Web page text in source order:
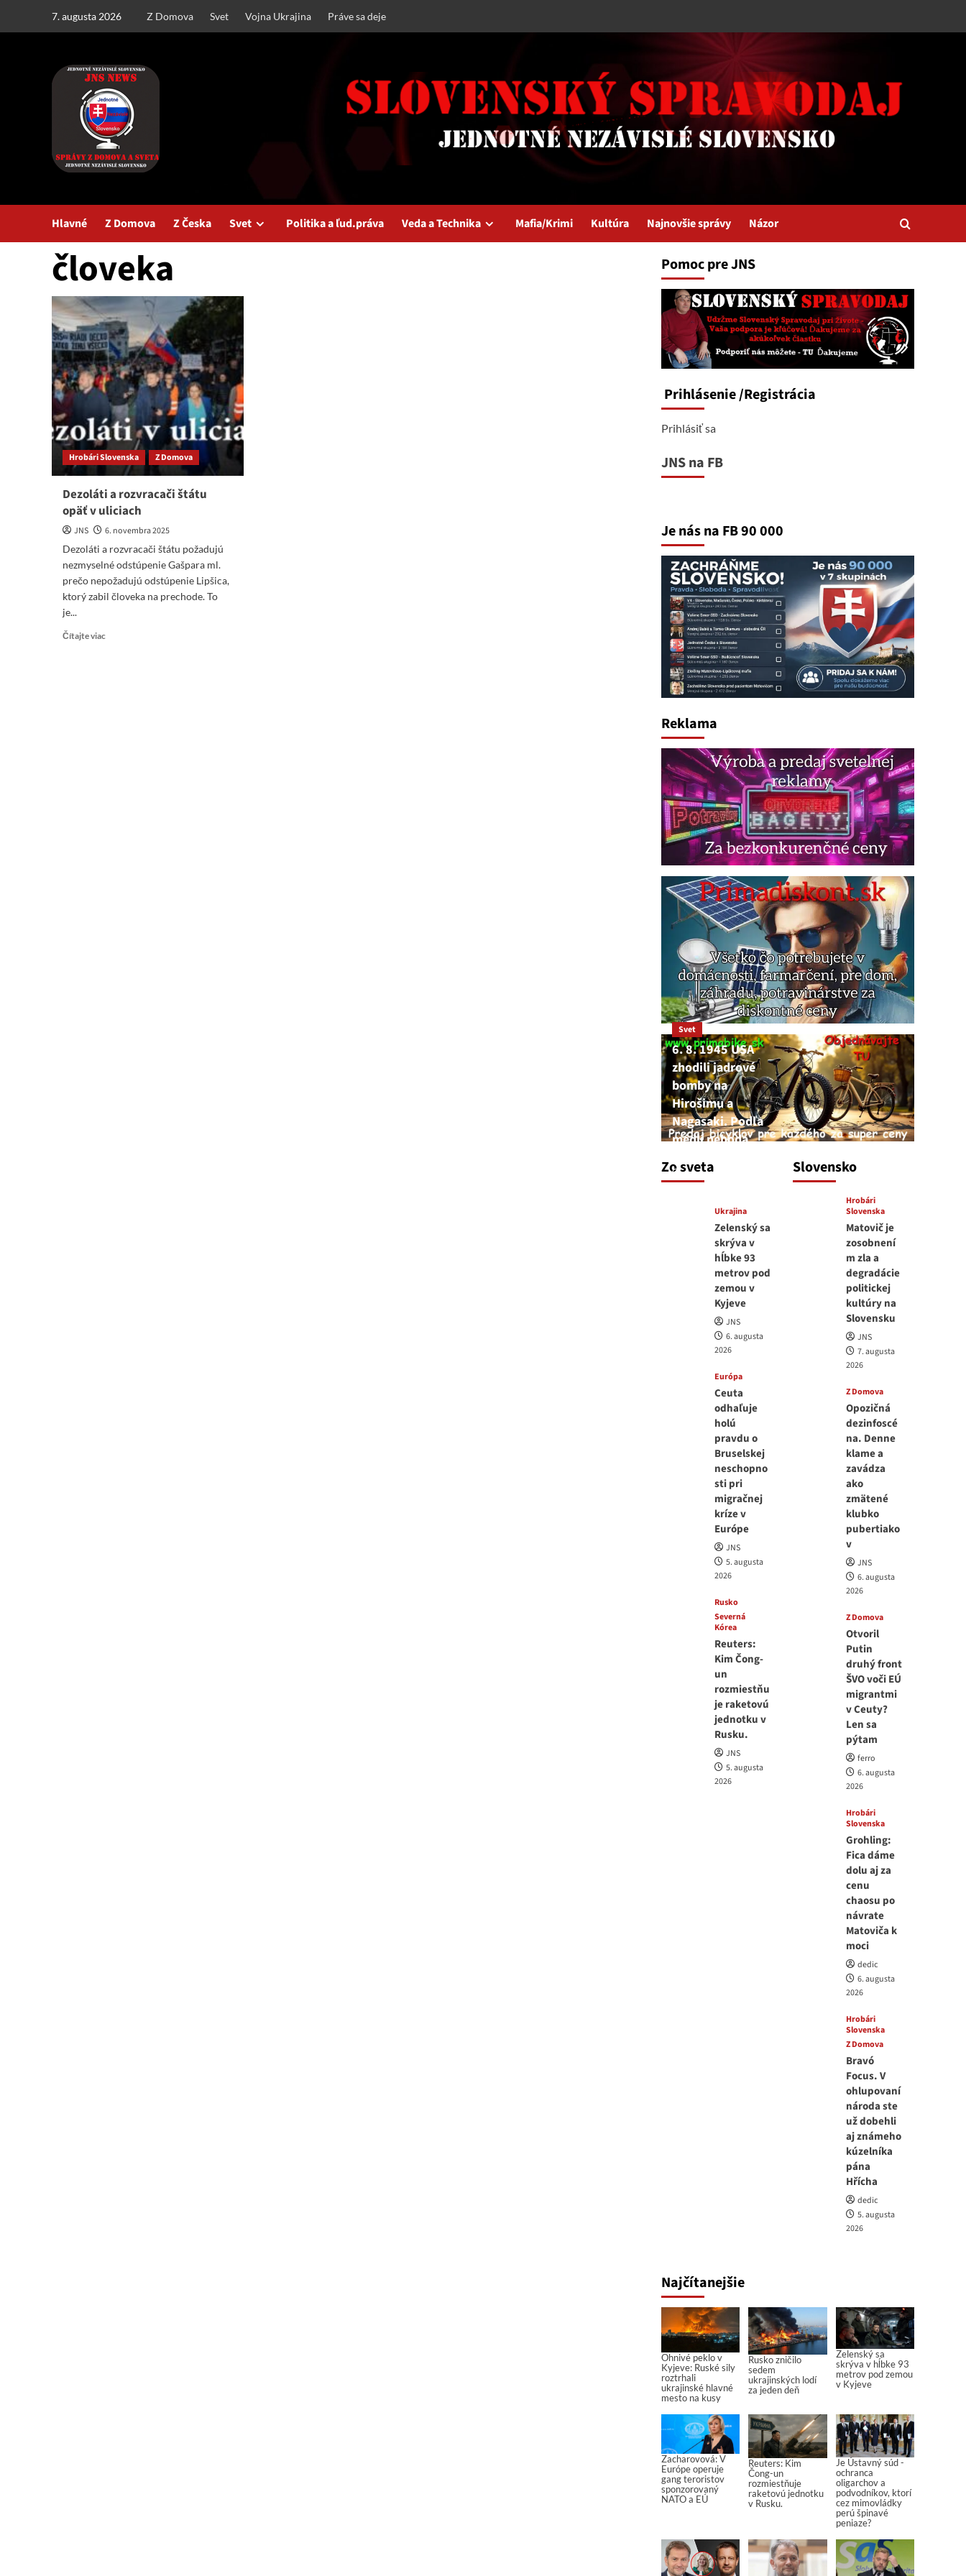
7. augusta 2026 Z Domova Svet Vojna Ukrajina Práve sa deje
Hlavné Z Domova Z Česka Svet Politika a ľud.práva Veda a Technika Mafia/Krimi Kultúra Najnovšie správy Názor
človeka
Hrobári Slovenska Z Domova
Dezoláti a rozvracači štátu
opäť v uliciach
JNS
6. novembra 2025
Dezoláti a rozvracači štátu požadujú
nezmyselné odstúpenie Gašpara ml.
prečo nepožadujú odstúpenie Lipšica,
ktorý zabil človeka na prechode. To
je...
Čítajte viac
Pomoc pre JNS
Prihlásenie/Registrácia
Prihlásiť sa
JNS na FB
Je nás na FB 90 000
Reklama
Zo sveta
Svet
6. 8. 1945 USA
zhodili jadrové
bomby na
Hirošimu a
Nagasaki. Podľa
médií nehoda
6. augusta 2026
Ukrajina
Zelenský sa
skrýva v
hĺbke 93
metrov pod
zemou v
Kyjeve
JNS
6. augusta
2026
Európa
Ceuta
odhaľuje
holú
pravdu o
Bruselskej
neschopno
sti pri
migračnej
kríze v
Európe
JNS
5. augusta
2026
Rusko
Severná
Kórea
Reuters:
Kim Čong-
un
rozmiestňu
je raketovú
jednotku v
Rusku.
JNS
5. augusta
2026
Slovensko
Hrobári
Slovenska
Matovič je
zosobnení
m zla a
degradácie
politickej
kultúry na
Slovensku
JNS
7. augusta
2026
Z Domova
Opozičná
dezinfoscé
na. Denne
klame a
zavádza
ako
zmätené
klubko
pubertiako
v
JNS
6. augusta
2026
Z Domova
Otvoril
Putin
druhý front
ŠVO voči EÚ
migrantmi
v Ceuty?
Len sa
pýtam
ferro
6. augusta
2026
Hrobári
Slovenska
Grohling:
Fica dáme
dolu aj za
cenu
chaosu po
návrate
Matoviča k
moci
dedic
6. augusta
2026
Hrobári
Slovenska
Z Domova
Bravó
Focus. V
ohlupovaní
národa ste
už dobehli
aj známeho
kúzelníka
pána
Hřícha
dedic
5. augusta
2026
Najčítanejšie
Ohnivé peklo v
Kyjeve: Ruské sily
roztrhali
ukrajinské hlavné
mesto na kusy
Rusko zničilo
sedem
ukrajinských lodí
za jeden deň
Zelenský sa
skrýva v hĺbke 93
metrov pod zemou
v Kyjeve
Zacharovová: V
Európe operuje
gang teroristov
sponzorovaný
NATO a EÚ
Reuters: Kim
Čong-un
rozmiestňuje
raketovú jednotku
v Rusku.
Je Ústavný súd -
ochranca
oligarchov a
podvodníkov, ktorí
cez mimovládky
perú špinavé
peniaze?